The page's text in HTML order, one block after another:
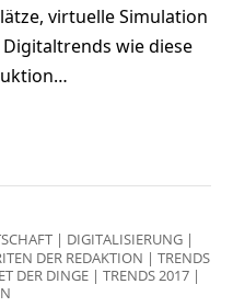
virtuelle Simulation
wie diese
| DIGITALISIERUNG |
DER REDAKTION | TRENDS
DER DINGE | TRENDS 2017 |